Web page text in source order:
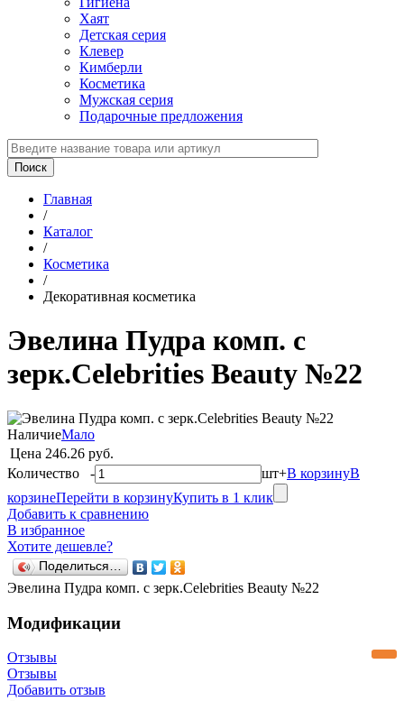
Хаят
Детская серия
Клевер
Кимберли
Косметика
Мужская серия
Подарочные предложения
Главная
/
Каталог
/
Косметика
/
Декоративная косметика
Эвелина Пудра комп. с
зерк.Celebrities Beauty №22
НаличиеМало
Цена 246.26 руб.
Количество - шт+В корзинуВ
корзинеПерейти в корзинуКупить в 1 клик
Добавить к сравнению
В избранное
Хотите дешевле?
Поделиться…
Эвелина Пудра комп. с зерк.Celebrities Beauty №22
Модификации
Отзывы
Отзывы
Добавить отзыв